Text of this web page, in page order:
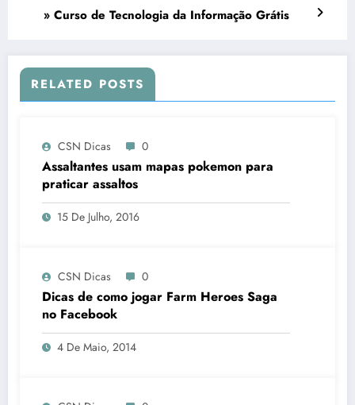
» Curso de Tecnologia da Informação Grátis
RELATED POSTS
CSN Dicas 0
Assaltantes usam mapas pokemon para
praticar assaltos
15 De Julho, 2016
CSN Dicas 0
Dicas de como jogar Farm Heroes Saga
no Facebook
4 De Maio, 2014